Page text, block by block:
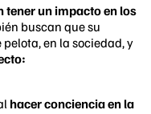
tener un impacto en los
buscan que su
en la sociedad, y
hacer conciencia en la